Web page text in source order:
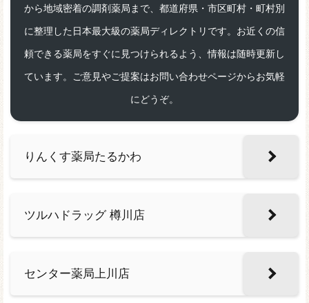
から地域密着の調剤薬局まで、都道府県・市区町村・町村別
に整理した日本最大級の薬局ディレクトリです。お近くの信
頼できる薬局をすぐに見つけられるよう、情報は随時更新し
ています。ご意見やご提案はお問い合わせページからお気軽
にどうぞ。
りんくす薬局たるかわ
ツルハドラッグ 樽川店
センター薬局上川店